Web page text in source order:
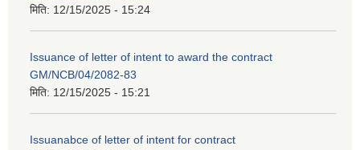
मिति: 12/15/2025 - 15:24
Issuance of letter of intent to award the contract
GM/NCB/04/2082-83
मिति: 12/15/2025 - 15:21
Issuanabce of letter of intent for contract